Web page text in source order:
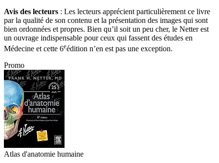
Avis des lecteurs : Les lecteurs apprécient particulièrement ce livre
par la qualité de son contenu et la présentation des images qui sont
bien ordonnées et propres. Bien qu’il soit un peu cher, le Netter est
un ouvrage indispensable pour ceux qui fassent des études en
Médecine et cette 6eédition n’en est pas une exception.
Promo
Atlas d'anatomie humaine